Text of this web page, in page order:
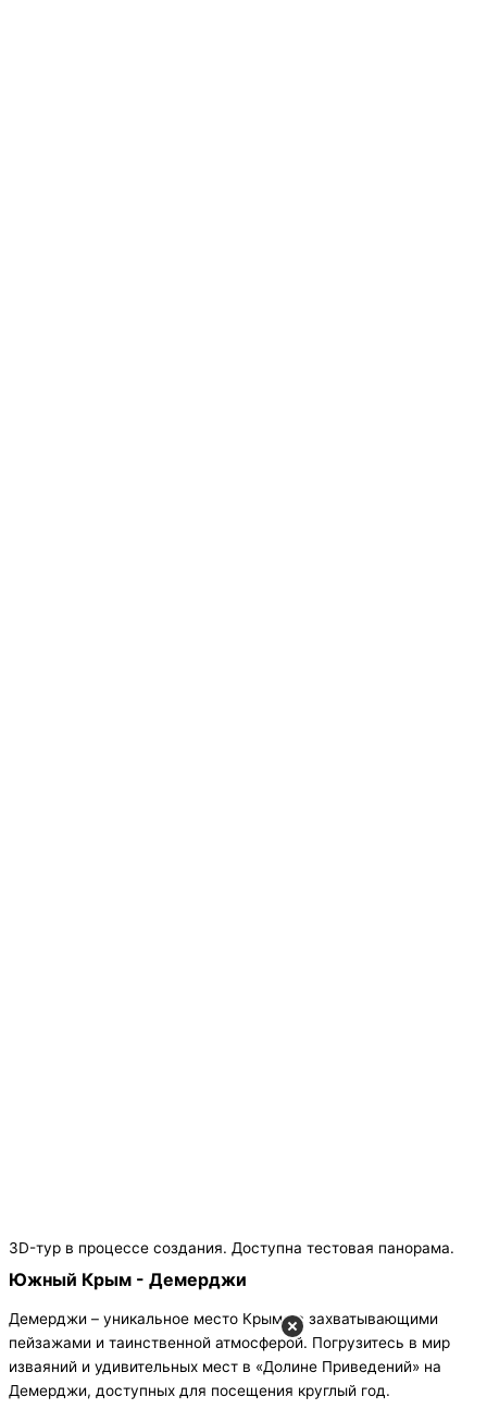
3D-тур в процессе создания. Доступна тестовая панорама.
Южный Крым - Демерджи
Демерджи – уникальное место Крыма с захватывающими
пейзажами и таинственной атмосферой. Погрузитесь в мир
изваяний и удивительных мест в «Долине Приведений» на
Демерджи, доступных для посещения круглый год.